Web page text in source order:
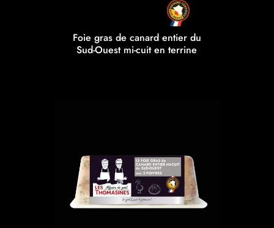
Foie gras de canard entier du
Sud-Ouest mi-cuit en terrine